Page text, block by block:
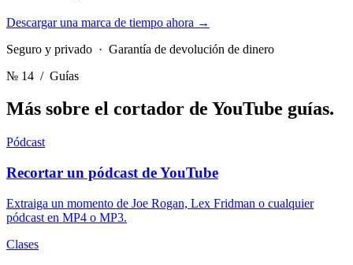
Descargar una marca de tiempo ahora →
Seguro y privado · Garantía de devolución de dinero
№ 14 / Guías
Más sobre el cortador de YouTube guías.
Pódcast
Recortar un pódcast de YouTube
Extraiga un momento de Joe Rogan, Lex Fridman o cualquier
pódcast en MP4 o MP3.
Clases